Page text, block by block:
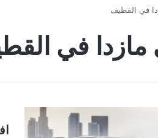
في القطيف
مازدا في